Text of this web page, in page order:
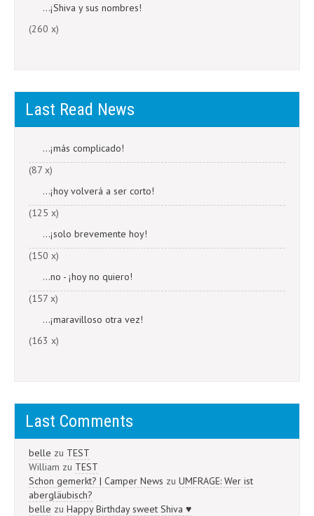
...¡Shiva y sus nombres!
(260 x)
Last Read News
...¡más complicado!
(87 x)
...¡hoy volverá a ser corto!
(125 x)
...¡solo brevemente hoy!
(150 x)
...no - ¡hoy no quiero!
(157 x)
...¡maravilloso otra vez!
(163 x)
Last Comments
belle zu TEST
William zu TEST
Schon gemerkt? | Camper News zu UMFRAGE: Wer ist
abergläubisch?
belle zu Happy Birthday sweet Shiva ♥